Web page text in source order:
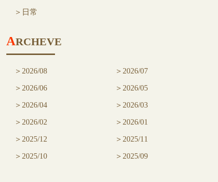
日常
ARCHEVE
2026/08 2026/07
2026/06 2026/05
2026/04 2026/03
2026/02 2026/01
2025/12 2025/11
2025/10 2025/09